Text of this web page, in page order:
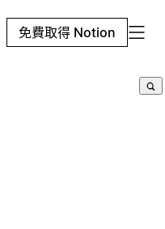
免費取得 Notion